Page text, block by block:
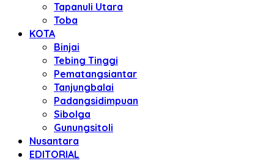
Tapanuli Utara
Toba
KOTA
Binjai
Tebing Tinggi
Pematangsiantar
Tanjungbalai
Padangsidimpuan
Sibolga
Gunungsitoli
Nusantara
EDITORIAL